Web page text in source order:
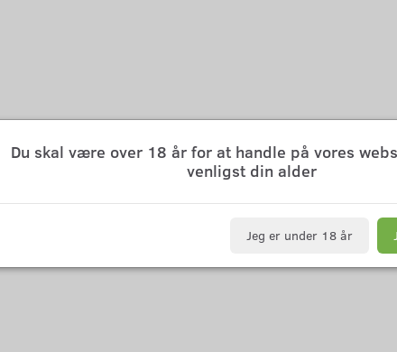
Du skal være over 18 år for at handle på vores
venligst din alder
Jeg er under 18 år